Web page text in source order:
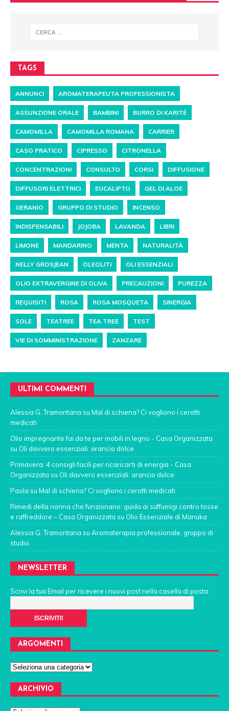
TAGS
ANNUNCI AROMATERAPEUTA PROFESSIONISTA
ASSUNZIONE ORALE BAMBINI BURRO DI KARITÈ
CAMOMILLA CAMOMILLA ROMANA CARRIER
CASO PRATICO CIPRESSO CITRONELLA
CONCENTRAZIONI CONSULTO CORSI DIFFUSIONE
DIFFUSORI ELETTRICI EUCALIPTO GEL DI ALOE
GERANIO GRUPPO DI STUDIO INCENSO
INDISPENSABILI JOJOBA LAVANDA LIBRI
LIMONE MANDARINO MENTA NATURALITÀ
NELLY GROSJEAN OLEOLITI OLI ESSENZIALI
OLIO EXTRAVERGINE DI OLIVA PRECAUZIONI PUREZZA
REQUISITI ROSA ROSA MOSQUETA SINERGIA
SOLE TEATREE TEA TREE TEST
VIE DI SOMMINISTRAZIONE ZANZARE
ULTIMI COMMENTI
Alessia G. Tramontana su Mal di schiena? Ci vogliono i cerotti
medicati
Olio impregnante fai da te per mobili in legno - Casa Organizzata
su Oli davvero essenziali: arancio dolce
Primavera: 4 consigli facili per ricaricarti di energia - Casa
Organizzata su Oli davvero essenziali: arancio dolce
Paola su Mal di schiena? Ci vogliono i cerotti medicati
Rimedi della nonna che funzionano: guida ai suffumigi contro tosse
e raffreddore – Casa Organizzata su Olio Essenziale di Manuka
Alessia G. Tramontana su Aromaterapia professionale, gruppo di
studio
NEWSLETTER
Scrivi la tua Email per ricevere i nuovi post nella casella di posta:
ARGOMENTI
ARCHIVIO